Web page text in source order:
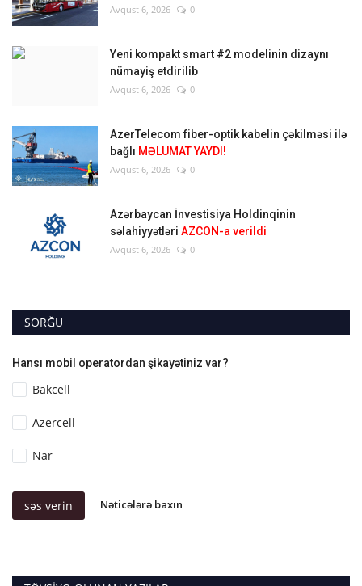
Avqust 6, 2026 0
Yeni kompakt smart #2 modelinin dizaynı
nümayiş etdirilib
Avqust 6, 2026 0
AzerTelecom fiber-optik kabelin çəkilməsi ilə
bağlı MƏLUMAT YAYDI!
Avqust 6, 2026 0
Azərbaycan İnvestisiya Holdinqinin
səlahiyyətləri AZCON-a verildi
Avqust 6, 2026 0
SORĞU
Hansı mobil operatordan şikayətiniz var?
Bakcell
Azercell
Nar
səs verin Nəticələrə baxın